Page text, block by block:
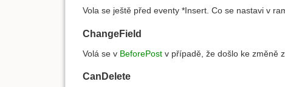
Vola se ještě před eventy *Insert. Co se nastavi v
ChangeField
Volá se v BeforePost v případě, že došlo ke změně
CanDelete